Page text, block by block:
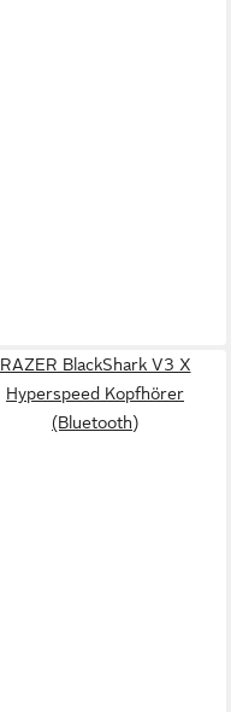
RAZER BlackShark V3 X
Hyperspeed Kopfhörer
(Bluetooth)